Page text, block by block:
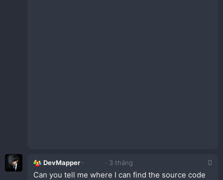
DevMapper 3 tháng
Can you tell me where I can find the source code